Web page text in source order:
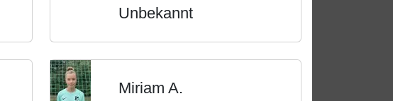
Unbekannt
Miriam A.